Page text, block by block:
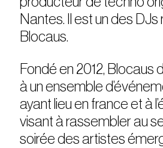
Nantes. Il est un des
Blocaus.
Fondé en 2012, Blocaus
à un ensemble
ayant lieu en france et à
visant à rassembler au
soirée des artistes